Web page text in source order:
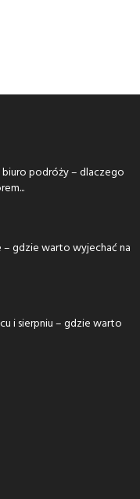
podróży – dlaczego
gdzie warto wyjechać na
i sierpniu – gdzie warto